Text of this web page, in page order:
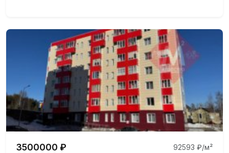
3500000 ₽ 92593 ₽/м²